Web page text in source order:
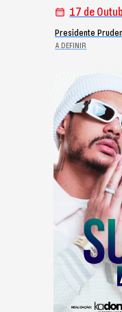
17 de
Presidente
A DEFINIR